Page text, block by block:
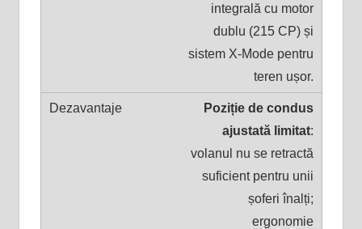
integrală cu motor
dublu (215 CP) și
sistem X-Mode pentru
teren ușor.
Poziție de condus
ajustată limitat:
volanul nu se retractă
suficient pentru unii
șoferi înalți;
ergonomie